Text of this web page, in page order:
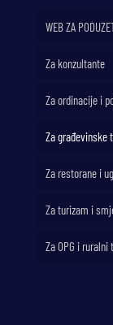
WEB ZA
Za konzultante
Za ordinacije i
Za građevinske
Za restorane i
Za turizam i
Za OPG i ruralni